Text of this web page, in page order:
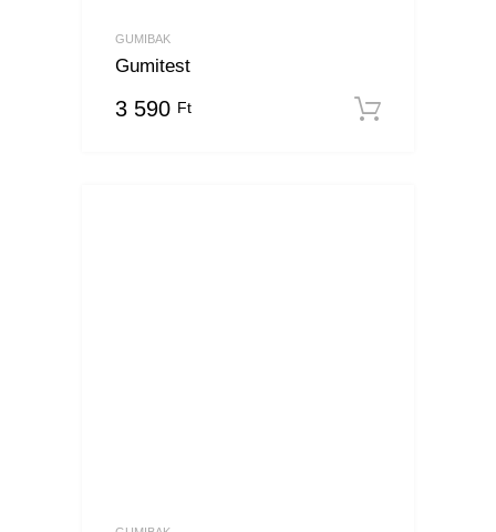
GUMIBAK
Gumitest
3 590 Ft